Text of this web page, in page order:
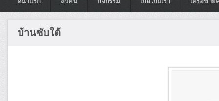
บ้านซับใต้